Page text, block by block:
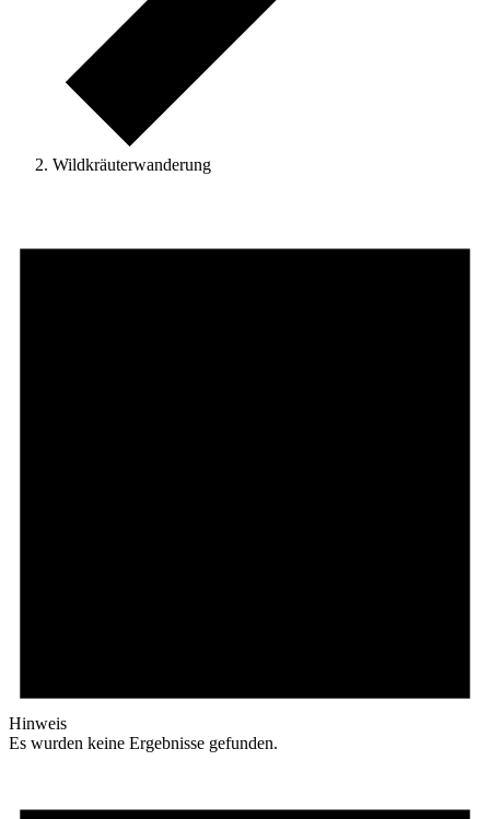
Wildkräuterwanderung
Hinweis
Es wurden keine Ergebnisse gefunden.